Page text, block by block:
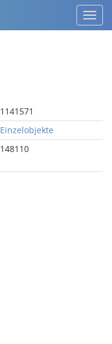
1141571
Einzelobjekte
148110